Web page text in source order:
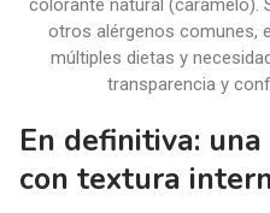
otros alérgenos comunes,
múltiples dietas y
transparencia y
En definitiva:
con textura